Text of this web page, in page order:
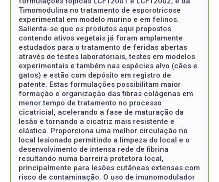
Timomodulina no tratamento de esporotricose
experimental em modelo murino e em felinos.
Salienta-se que os produtos aqui propostos
contendo ativos vegetais já foram amplamente
estudados para o tratamento de feridas abertas
através de testes laboratoriais, testes em modelos
experimentais e também nas espécies alvo (cães e
gatos) e estão com depósito em registro de
patente. Estas formulações possibilitam maior
formação e organização das fibras colágenas em
menor tempo de tratamento no processo
cicatricial, acelerando a fase de maturação da
lesão e tornando a cicatriz mais resistente e
elástica. Proporciona uma melhor circulação no
local lesionado permitindo a limpeza do local e o
desenvolvimento de intensa rede de fibrina
resultando numa barreira protetora local,
principalmente para lesões cutâneas extensas com
risco de contaminação. O uso de imunomodulador